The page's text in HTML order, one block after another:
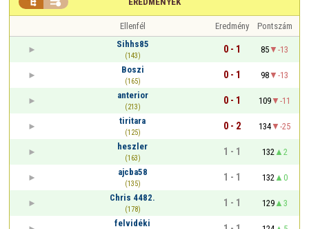
Ellenfél Eredmény
Pontszám
Sihhs85
(143)
0 - 1 85
-13
Boszi
(165)
0 - 1 98
-13
anterior
(213)
0 - 1 109
-11
tiritara
(125)
0 - 2 134
-25
heszler
(163)
1 - 1 132
2
ajcba58
(135)
1 - 1 132
0
Chris 4482.
(178)
1 - 1 129
3
felvidéki